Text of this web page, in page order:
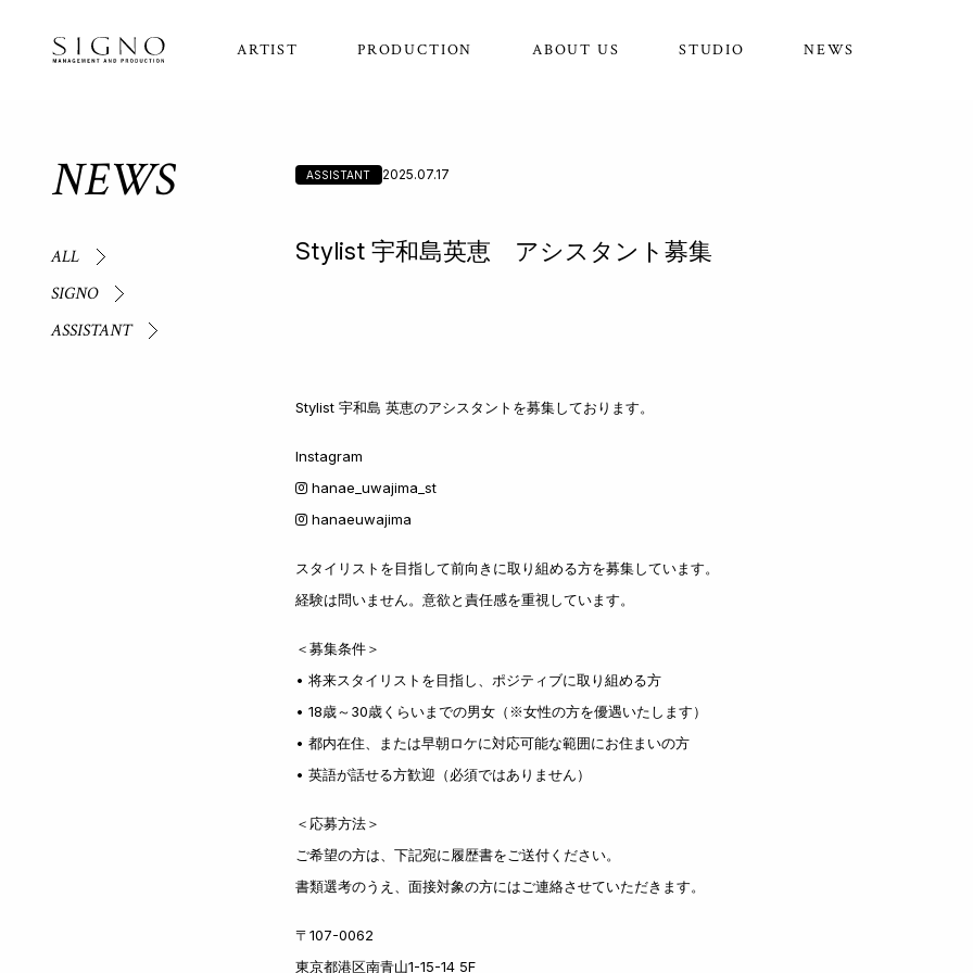
ARTIST PRODUCTION ABOUT US STUDIO NEWS
NEWS
ALL
SIGNO
ASSISTANT
ASSISTANT 2025.07.17
Stylist 宇和島英恵 アシスタント募集
Stylist 宇和島 英恵のアシスタントを募集しております。
Instagram
hanae_uwajima_st
hanaeuwajima
スタイリストを目指して前向きに取り組める方を募集しています。
経験は問いません。意欲と責任感を重視しています。
＜募集条件＞
• 将来スタイリストを目指し、ポジティブに取り組める方
• 18歳～30歳くらいまでの男女（※女性の方を優遇いたします）
• 都内在住、または早朝ロケに対応可能な範囲にお住まいの方
• 英語が話せる方歓迎（必須ではありません）
＜応募方法＞
ご希望の方は、下記宛に履歴書をご送付ください。
書類選考のうえ、面接対象の方にはご連絡させていただきます。
〒107-0062
東京都港区南青山1-15-14 5F